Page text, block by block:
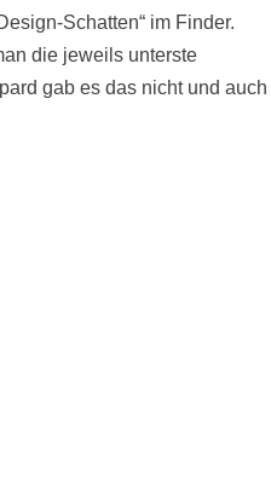
Schatten“ im Finder.
die jeweils unterste
gab es das nicht und auch